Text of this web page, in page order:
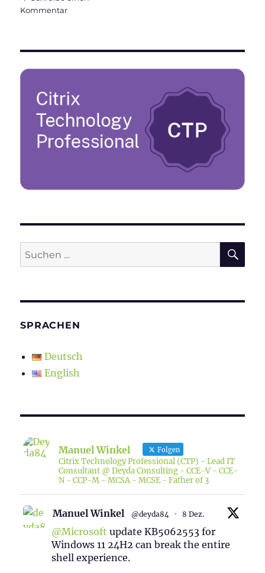
Kommentarzu
Desktops
1912
ist
veröffentlicht
Suchen
nach:
SPRACHEN
Deutsch
English
Manuel Winkel Folgen
Citrix Technology Professional (CTP) - Lead IT
Consultant @ Deyda Consulting - CCE-V - CCE-
N - CCP-M - MCSA - MCSE - Father of 3
Manuel Winkel @deyda84 · 8 Dez.
@Microsoft update KB5062553 for
Windows 11 24H2 can break the entire
shell experience.